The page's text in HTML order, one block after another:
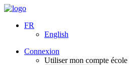
FR
English
Connexion
Utiliser mon compte école